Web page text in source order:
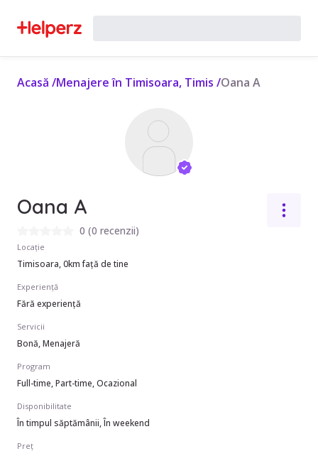
Acasă /Menajere în Timisoara, Timis /Oana A
Oana A
0 (0 recenzii)
Locație
Timisoara, 0km față de tine
Experiență
Fără experiență
Servicii
Bonă, Menajeră
Program
Full-time, Part-time, Ocazional
Disponibilitate
În timpul săptămânii, În weekend
Preț